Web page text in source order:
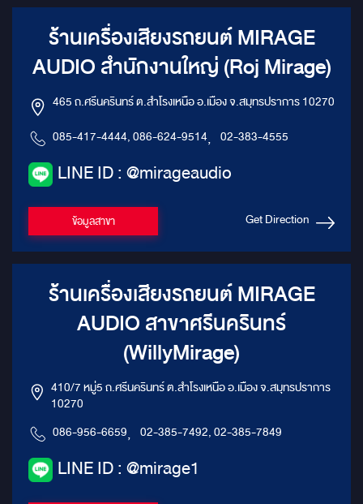
ร้านเครื่องเสียงรถยนต์ MIRAGE
AUDIO สำนักงานใหญ่ (Roj Mirage)
465 ถ.ศรีนครินทร์ ต.สำโรงเหนือ อ.เมือง จ.สมุทรปราการ 10270
085-417-4444, 086-624-9514, 02-383-4555
LINE ID : @mirageaudio
ข้อมูลสาขา Get Direction
ร้านเครื่องเสียงรถยนต์ MIRAGE
AUDIO สาขาศรีนครินทร์
(WillyMirage)
410/7 หมู่5 ถ.ศรีนครินทร์ ต.สำโรงเหนือ อ.เมือง จ.สมุทรปราการ
10270
086-956-6659, 02-385-7492, 02-385-7849
LINE ID : @mirage1